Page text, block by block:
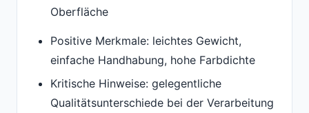
Oberfläche
Positive Merkmale: leichtes Gewicht,
einfache Handhabung, hohe Farbdichte
Kritische Hinweise: gelegentliche
Qualitätsunterschiede bei der Verarbeitung